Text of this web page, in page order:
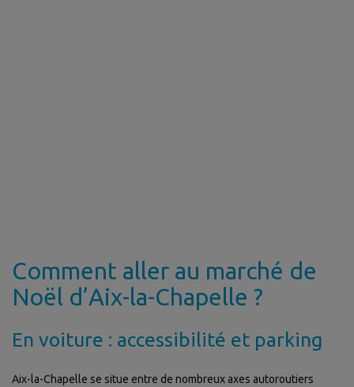
Comment aller au marché de
Noël d’Aix-la-Chapelle ?
En voiture : accessibilité et parking
Aix-la-Chapelle se situe entre de nombreux axes autoroutiers